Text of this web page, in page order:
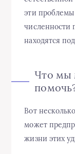
эти
численности
находятся
Что мы
Вот
может
жизни этих